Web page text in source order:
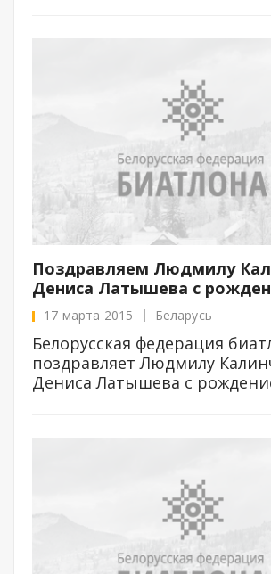
Поздравляем Людмилу
Дениса Латышева с
17 марта 2015 Беларусь
Белорусская федерация
поздравляет Людмилу
Дениса Латышева с